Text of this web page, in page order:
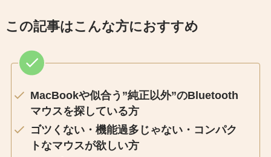
この記事はこんな方におすすめ
MacBookや似合う”純正以外”のBluetooth
マウスを探している方
ゴツくない・機能過多じゃない・コンパク
トなマウスが欲しい方